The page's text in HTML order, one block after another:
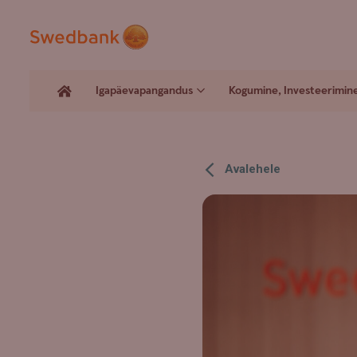
Igapäevapangandus Kogumine,
Avalehele